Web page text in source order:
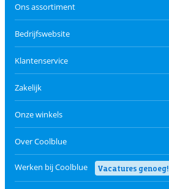
Ons assortiment
Bedrijfswebsite
Klantenservice
Zakelijk
Onze winkels
Over Coolblue
Werken bij Coolblue Vacatures genoeg!